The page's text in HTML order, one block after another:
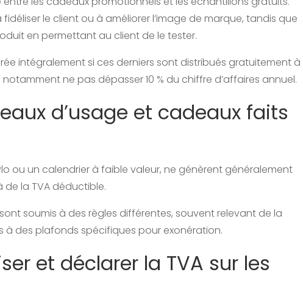
le client ou à améliorer l’image de marque, tandis que
en permettant au client de le tester.
intégralement si ces derniers sont distribués gratuitement à
ne pas dépasser 10 % du chiffre d’affaires annuel.
d’usage et cadeaux faits
ou un calendrier à faible valeur, ne génèrent généralement
la TVA déductible.
soumis à des règles différentes, souvent relevant de la
des plafonds spécifiques pour exonération.
et déclarer la TVA sur les